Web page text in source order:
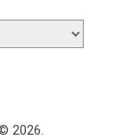
2026.